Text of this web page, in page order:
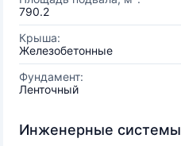
790.2
Крыша:
Железобетонные
Фундамент:
Ленточный
Инженерные системы